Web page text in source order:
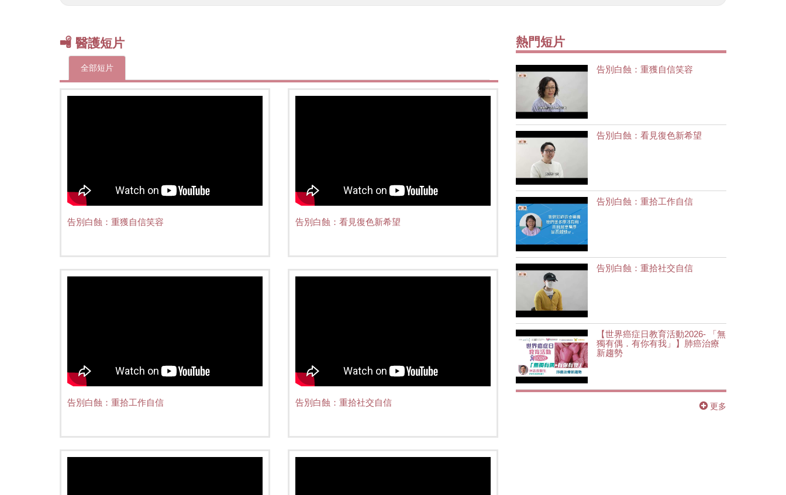
字
醫護短片
全部短片
告別白蝕：重獲自信笑容 告別白蝕：看見復色新希望
告別白蝕：重拾工作自信 告別白蝕：重拾社交自信
熱門短片
告別白蝕：重獲自信笑容
告別白蝕：看見復色新希望
告別白蝕：重拾工作自信
告別白蝕：重拾社交自信
【世界癌症日教育活動2026- 「無
獨有偶．有你有我」】肺癌治療
新趨勢
更多